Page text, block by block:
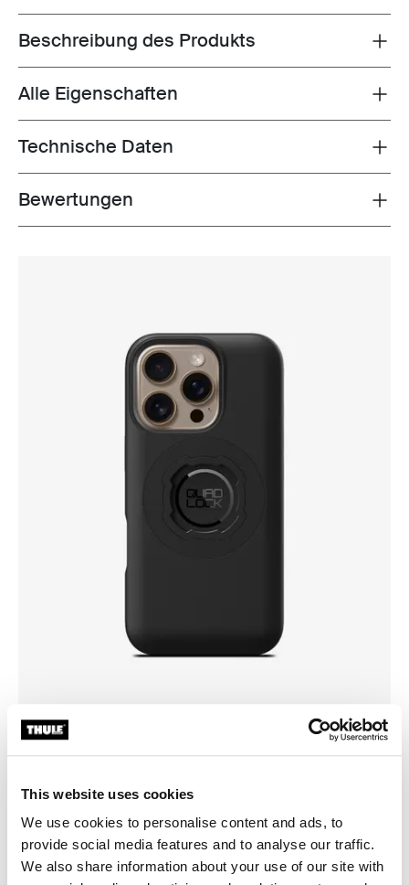
This website uses cookies
We use cookies to personalise content and ads, to
provide social media features and to analyse our traffic.
We also share information about your use of our site with
Toggle overview
Beschreibung des Produkts
Toggle features
Alle Eigenschaften
Toggle techspec
Technische Daten
Toggle overview
Bewertungen